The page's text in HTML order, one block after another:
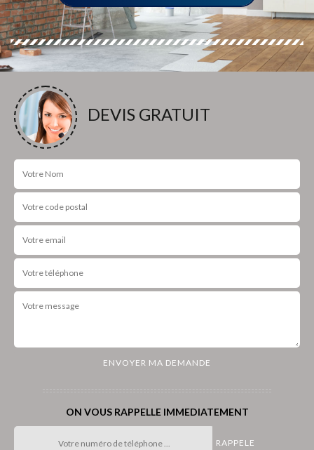
DEVIS GRATUIT
ON VOUS RAPPELLE IMMEDIATEMENT